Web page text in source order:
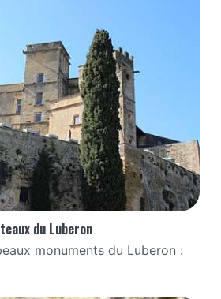
du Luberon
monuments du Luberon :